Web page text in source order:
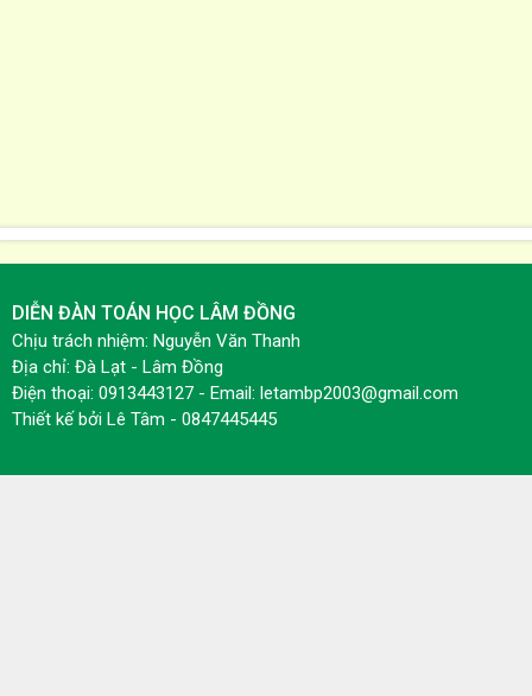
DIỄN ĐÀN TOÁN HỌC LÂM ĐỒNG
Chịu trách nhiệm: Nguyễn Văn Thanh
Địa chỉ: Đà Lạt - Lâm Đồng
Điện thoại: 0913443127 - Email: letambp2003@gmail.com
Thiết kế bởi Lê Tâm - 0847445445